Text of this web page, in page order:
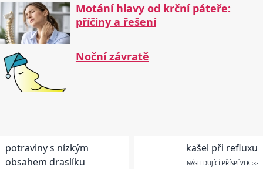
Motání hlavy od krční páteře:
příčiny a řešení
Noční závratě
potraviny s nízkým
obsahem draslíku
kašel při refluxu
NÁSLEDUJÍCÍ PŘÍSPĚVEK >>